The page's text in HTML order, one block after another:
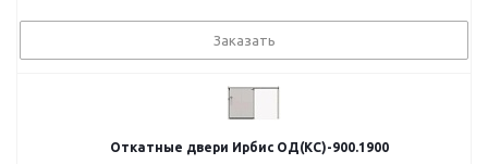
Заказать
Откатные двери Ирбис ОД(КС)-900.1900